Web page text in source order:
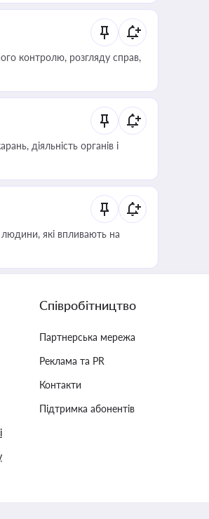
контролю, розгляду справ,
діяльність органів і
які впливають на
Співробітництво
Партнерська мережа
Реклама та PR
Контакти
Підтримка абонентів